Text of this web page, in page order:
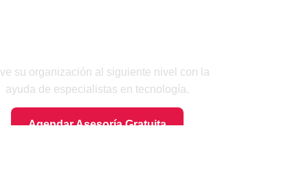
su organización al siguiente nivel con la
ayuda de especialistas en tecnología.
Agendar Asesoría Gratuita